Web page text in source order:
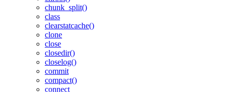
chunk_split()
class
clearstatcache()
clone
close
closedir()
closelog()
commit
compact()
connect